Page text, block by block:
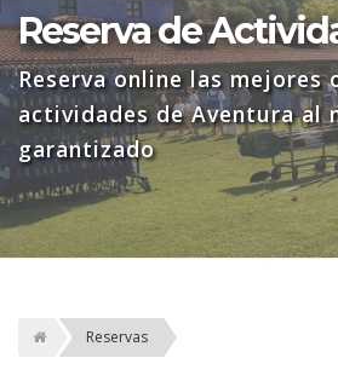
ACTIVIDADES
INSTALACIONES
OFERTAS
RESERVAS
NOSOTROS
CONTÁCTANOS
Reserva de
Reserva online las mejores
actividades de Aventura al
garantizado
Reservas